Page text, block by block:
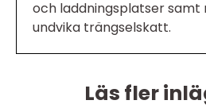
och laddningsplatser samt
undvika trängselskatt.
Läs fler